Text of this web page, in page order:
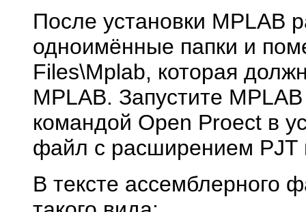
После установки MPLAB
одноимённые папки и
Files\Mplab, которая
MPLAB. Запустите
командой Open Proect в
файл с расширением PJT
В тексте ассемблерного